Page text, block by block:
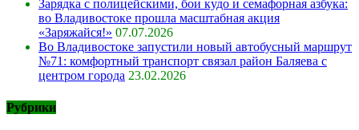
Зарядка с полицейскими, бои кудо и семафорная азбука:
во Владивостоке прошла масштабная акция
«Заряжайся!» 07.07.2026
Во Владивостоке запустили новый автобусный маршрут
№71: комфортный транспорт связал район Баляева с
центром города 23.02.2026
Рубрики